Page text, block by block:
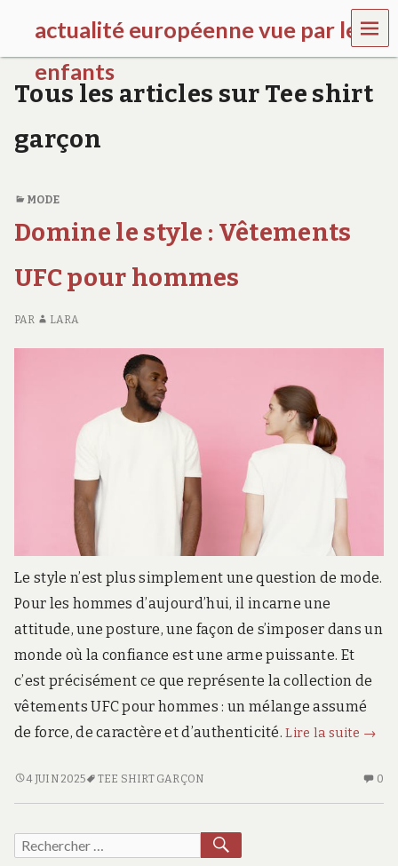
actualité européenne vue par les
enfants
k
d
s
a
l
l
e
y
.
r
MEN
U
Tous les articles sur Tee shirt
garçon
MODE
Domine le style : Vêtements
UFC pour hommes
PAR LARA
Le style n’est plus simplement une question de mode.
Pour les hommes d’aujourd’hui, il incarne une
attitude, une posture, une façon de s’imposer dans un
monde où la confiance est une arme puissante. Et
c’est précisément ce que représente la collection de
vêtements UFC pour hommes : un mélange assumé
de force, de caractère et d’authenticité. Lire la suite
style
→
DOMINE
:
VÊTEMENTS
4 JUIN 2025 TEE SHIRT GARÇON 0
Recherche